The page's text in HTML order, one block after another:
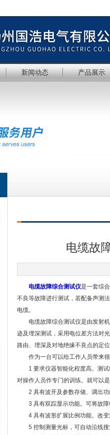
新闻动态 产品展示
电缆故
电缆故障综合测试仪是一套综
不良等故障进行测试，若配备声测
电缆。
电缆故障综合测试仪是由发射机
迹及埋深测试，采用电位差方法对
路由、埋深及对地绝缘不良点的定
作为一台可以给工作人员带来很
1 要求仪器智能化程度高。测试
对操作人员作专门的训练。就可以
2 具有波开及参数存储、调出功
3 具有双踪显示功能。可将故障
4 具有波形扩展比例功能。改变
5 控制测量光标，可自动沿线搜